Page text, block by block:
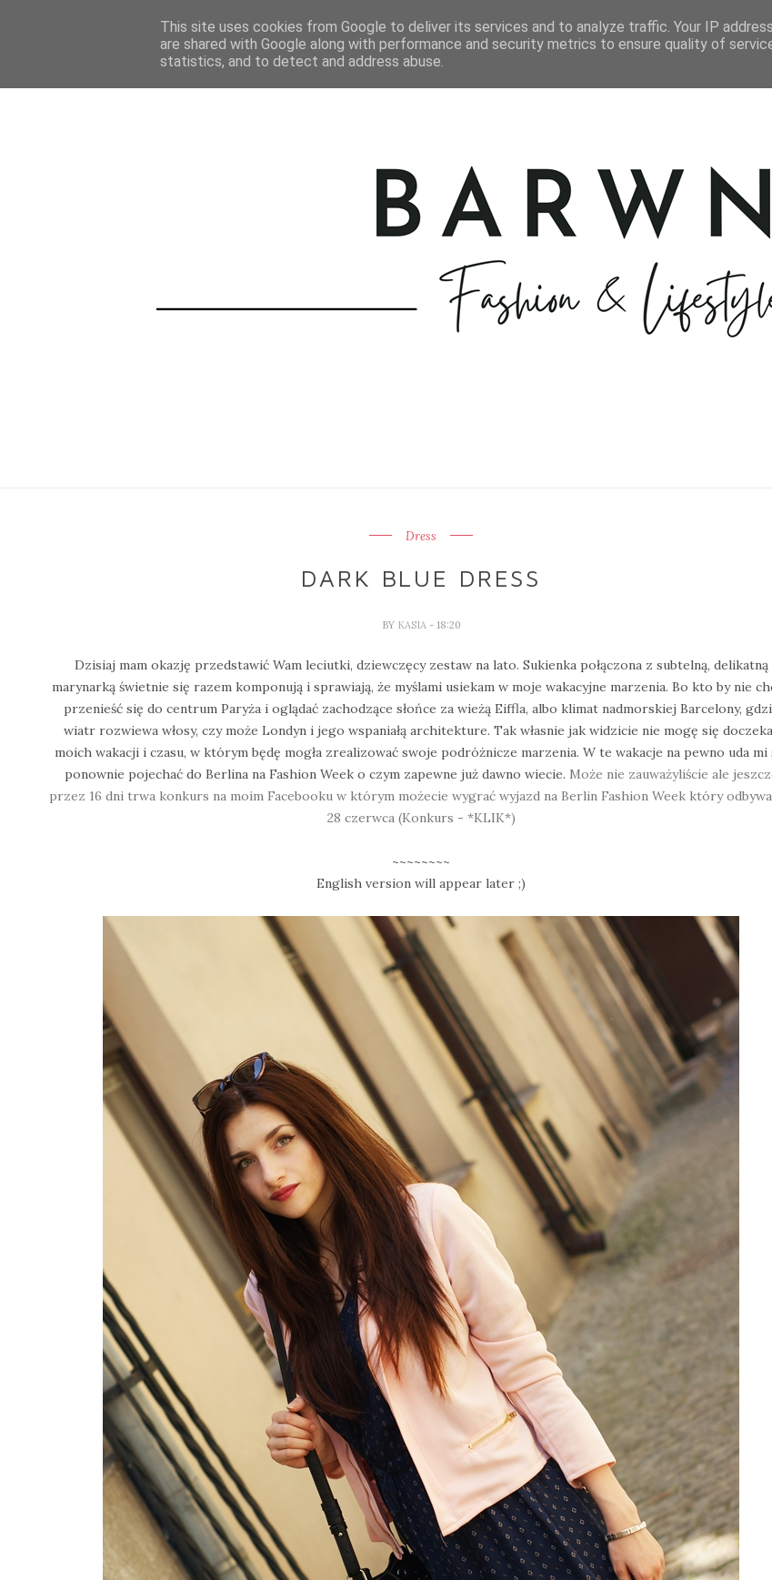
STRONA GŁÓWNA STYLIZACJE KOSMETYKI GOTOWANIE
Dress
DARK BLUE DRESS
BY KASIA - 18:20
Dzisiaj mam okazję przedstawić Wam leciutki, dziewczęcy zestaw na lato. Sukienka połączona z subtelną, delikatną
marynarką świetnie się razem komponują i sprawiają, że myślami usiekam w moje wakacyjne marzenia. Bo kto by nie
przenieść się do centrum Paryża i oglądać zachodzące słońce za wieżą Eiffla, albo klimat nadmorskiej Barcelony,
wiatr rozwiewa włosy, czy może Londyn i jego wspaniałą architekture. Tak własnie jak widzicie nie mogę się
moich wakacji i czasu, w którym będę mogła zrealizować swoje podróżnicze marzenia. W te wakacje na pewno uda mi
ponownie pojechać do Berlina na Fashion Week o czym zapewne już dawno wiecie. Może nie zauważyliście ale
przez 16 dni trwa konkurs na moim Facebooku w którym możecie wygrać wyjazd na Berlin Fashion Week który
28 czerwca (Konkurs - *KLIK*)
~~~~~~~~
English version will appear later ;)
This site uses cookies from Google to deliver its services and to analyze traffic. Your IP
are shared with Google along with performance and security metrics to ensure quality of
statistics, and to detect and address abuse.